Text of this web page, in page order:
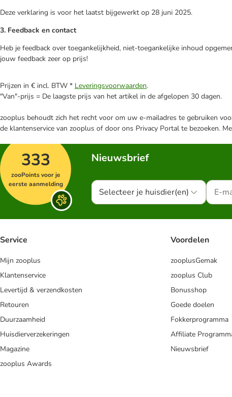
Deze verklaring is voor het laatst bijgewerkt op 28 juni 2025.
3. Feedback en contact
Heb je feedback over toegankelijkheid, niet-toegankelijke inhoud
jouw feedback zeer op prijs!
Prijzen in € incl. BTW * Leveringsvoorwaarden.
"Van"-prijs = De laagste prijs van het artikel in de afgelopen 30 dagen.
zooplus behoudt zich het recht voor om uw e-mailadres te gebruiken
de klantenservice van zooplus of door ons Privacy Portal te bezoeken.
333
zooPoints voor je
eerste aanmelding
Nieuwsbrief
Selecteer je huisdier(en)
Service
Mijn zooplus
Klantenservice
Levertijd & verzendkosten
Retouren
Duurzaamheid
Huisdierverzekeringen
Magazine
zooplus Awards
Voordelen
zooplusGemak
zooplus Club
Bonusshop
Goede doelen
Fokkerprogramma
Affiliate
Nieuwsbrief